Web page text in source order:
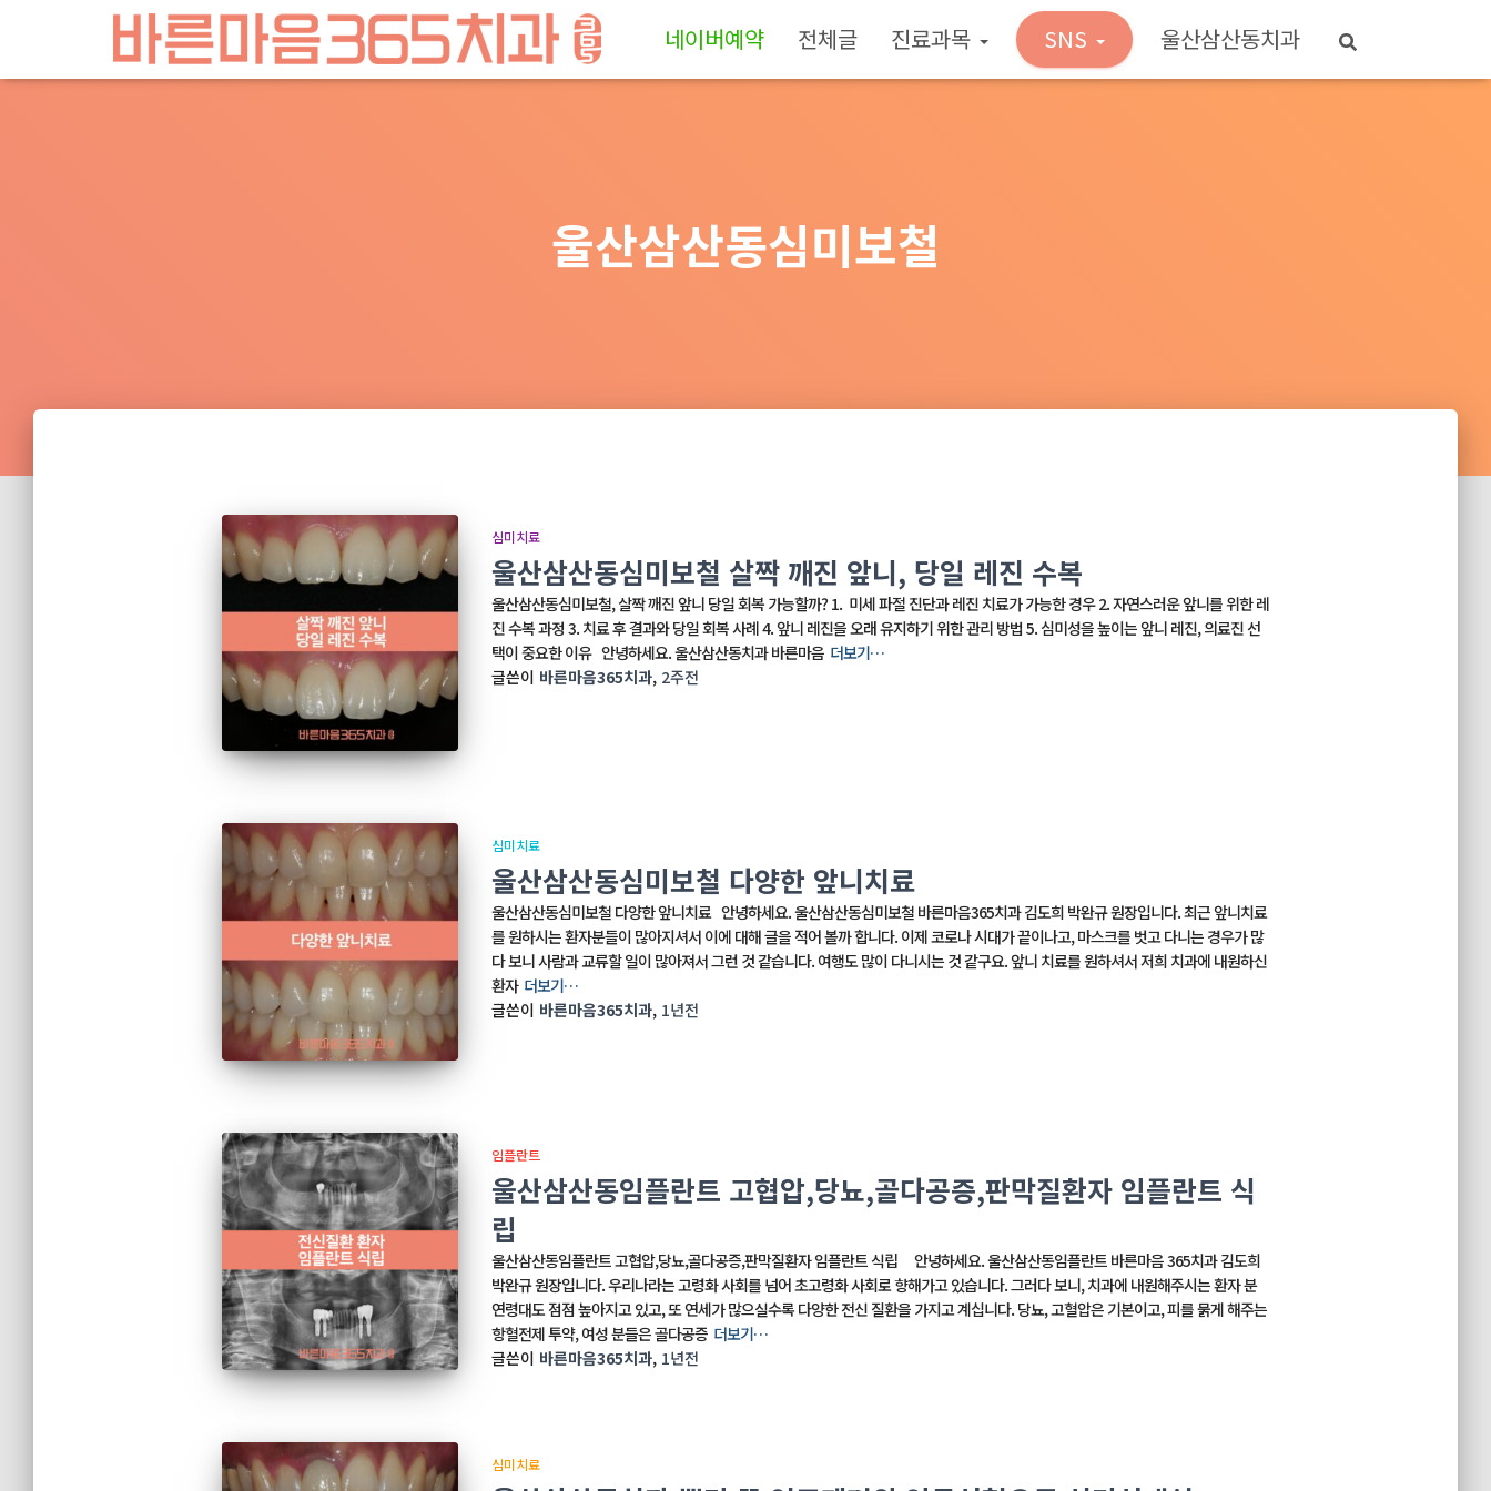
네이버예약 전체글 진료과목 SNS 울산삼산동치과
울산삼산동심미보철
심미치료
울산삼산동심미보철 살짝 깨진 앞니, 당일 레진 수복
울산삼산동심미보철, 살짝 깨진 앞니 당일 회복 가능할까? 1. 미세 파절 진단과 레진 치료가 가능한 경우 2. 자연스러운 앞니를 위한 레
진 수복 과정 3. 치료 후 결과와 당일 회복 사례 4. 앞니 레진을 오래 유지하기 위한 관리 방법 5. 심미성을 높이는 앞니 레진, 의료진 선
택이 중요한 이유 안녕하세요. 울산삼산동치과 바른마음 더보기…
글쓴이 바른마음365치과, 2주전
심미치료
울산삼산동심미보철 다양한 앞니치료
울산삼산동심미보철 다양한 앞니치료 안녕하세요. 울산삼산동심미보철 바른마음365치과 김도희 박완규 원장입니다. 최근 앞니치료
를 원하시는 환자분들이 많아지셔서 이에 대해 글을 적어 볼까 합니다. 이제 코로나 시대가 끝이나고, 마스크를 벗고 다니는 경우가 많
다 보니 사람과 교류할 일이 많아져서 그런 것 같습니다. 여행도 많이 다니시는 것 같구요. 앞니 치료를 원하셔서 저희 치과에 내원하신
환자 더보기…
글쓴이 바른마음365치과, 1년전
임플란트
울산삼산동임플란트 고협압,당뇨,골다공증,판막질환자 임플란트 식
립
울산삼산동임플란트 고협압,당뇨,골다공증,판막질환자 임플란트 식립 안녕하세요. 울산삼산동임플란트 바른마음 365치과 김도희
박완규 원장입니다. 우리나라는 고령화 사회를 넘어 초고령화 사회로 향해가고 있습니다. 그러다 보니, 치과에 내원해주시는 환자 분
연령대도 점점 높아지고 있고, 또 연세가 많으실수록 다양한 전신 질환을 가지고 계십니다. 당뇨, 고혈압은 기본이고, 피를 묽게 해주는
항혈전제 투약, 여성 분들은 골다공증 더보기…
글쓴이 바른마음365치과, 1년전
심미치료